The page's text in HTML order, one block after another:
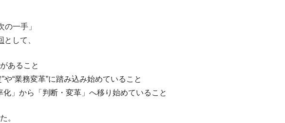
の一手」
として、
あること
”や“業務変革”に踏み込み始めていること
化」から「判断・変革」へ移り始めていること
。